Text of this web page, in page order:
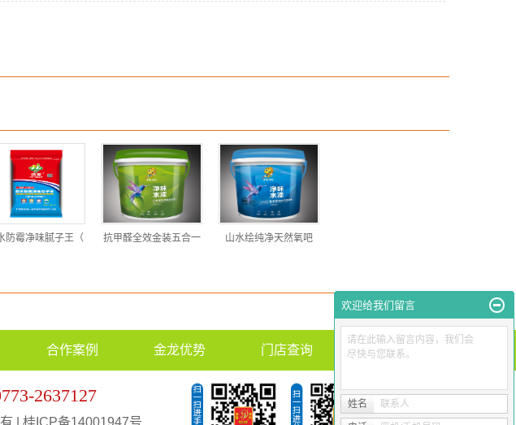
防霉净味腻子王（ 抗甲醛全效金装五合一 山水绘纯净天然氧吧
合作案例 金龙优势 门店查询 社区服务
2637127
| 桂ICP备14001947号
欢迎给我们留言
请在此输入留言内容，我们会
尽快与您联系。
姓名 联系人